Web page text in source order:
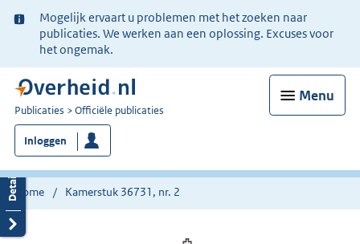
Ter
informatie:
Mogelijk ervaart u problemen met het zoeken naar
publicaties. We werken aan een oplossing. Excuses voor
het ongemak.
Menu
U
bent
nu
hier:
Publicaties Officiële publicaties
Inloggen
Home Kamerstuk 36731, nr. 2